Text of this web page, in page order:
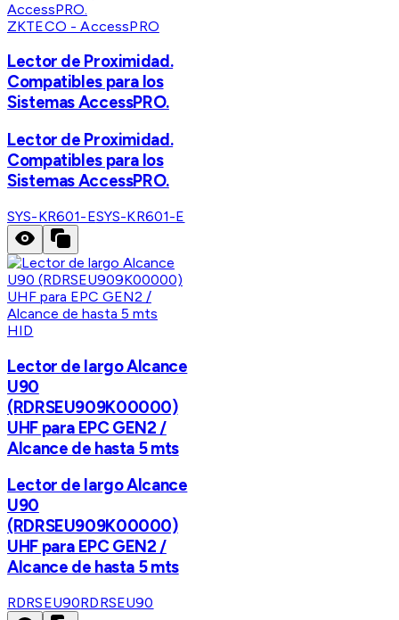
ZKTECO - AccessPRO
Lector de Proximidad.
Compatibles para los
Sistemas AccessPRO.
Lector de Proximidad.
Compatibles para los
Sistemas AccessPRO.
SYS-KR601-ESYS-KR601-E
HID
Lector de largo Alcance
U90
(RDRSEU909K00000)
UHF para EPC GEN2 /
Alcance de hasta 5 mts
Lector de largo Alcance
U90
(RDRSEU909K00000)
UHF para EPC GEN2 /
Alcance de hasta 5 mts
RDRSEU90RDRSEU90